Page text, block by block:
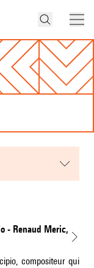
- Renaud Meric,
compositeur qui